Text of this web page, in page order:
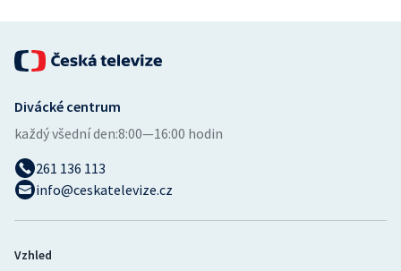
Divácké centrum
každý všední den:8:00—16:00 hodin
261 136 113
info@ceskatelevize.cz
Vzhled